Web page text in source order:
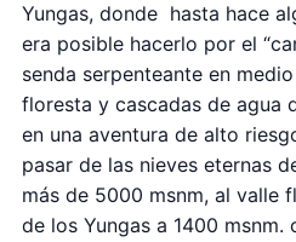
Yungas, donde hasta hace
era posible hacerlo por el
senda serpenteante en
floresta y cascadas de agua
en una aventura de alto
pasar de las nieves eternas
más de 5000 msnm, al valle
de los Yungas a 1400 msnm.